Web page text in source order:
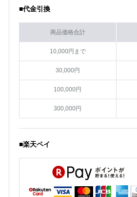
■代金引換
商品価格合計
10,000円まで
30,000円
100,000円
300,000円
■楽天ペイ